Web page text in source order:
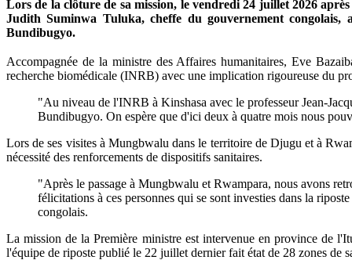
Lors de la clôture de sa mission, le vendredi 24 juillet 2026
Judith Suminwa Tuluka, cheffe du gouvernement congolais,
Bundibugyo.
Accompagnée de la ministre des Affaires humanitaires, Eve
recherche biomédicale (INRB) avec une implication rigoureuse du
"Au niveau de l'INRB à Kinshasa avec le professeur Jean-
Bundibugyo. On espère que d'ici deux à quatre mois nous
Lors de ses visites à Mungbwalu dans le territoire de Djugu et à
nécessité des renforcements de dispositifs sanitaires.
"Après le passage à Mungbwalu et Rwampara, nous avons
félicitations à ces personnes qui se sont investies dans la
congolais.
La mission de la Première ministre est intervenue en province de
l'équipe de riposte publié le 22 juillet dernier fait état de 28 zones de